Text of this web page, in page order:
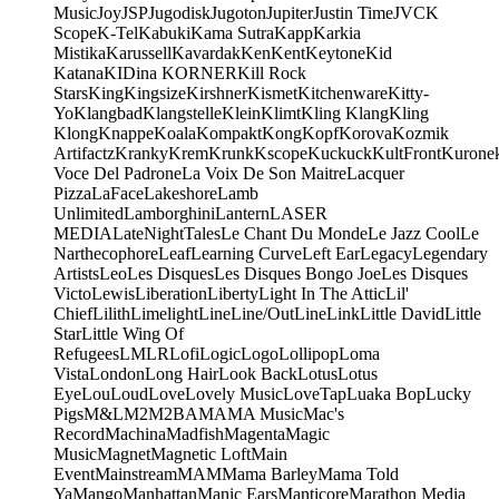
MusicJoyJSPJugodiskJugotonJupiterJustin TimeJVCK
ScopeK-TelKabukiKama SutraKappKarkia
MistikaKarussellKavardakKenKentKeytoneKid
KatanaKIDina KORNERKill Rock
StarsKingKingsizeKirshnerKismetKitchenwareKitty-
YoKlangbadKlangstelleKleinKlimtKling KlangKling
KlongKnappeKoalaKompaktKongKopfKorovaKozmik
ArtifactzKrankyKremKrunkKscopeKuckuckKultFront
Voce Del PadroneLa Voix De Son MaitreLacquer
PizzaLaFaceLakeshoreLamb
UnlimitedLamborghiniLanternLASER
MEDIALateNightTalesLe Chant Du MondeLe Jazz CoolLe
NarthecophoreLeafLearning CurveLeft EarLegacyLegendary
ArtistsLeoLes DisquesLes Disques Bongo JoeLes Disques
VictoLewisLiberationLibertyLight In The AtticLil'
ChiefLilithLimelightLineLine/OutLineLinkLittle DavidLittle
StarLittle Wing Of
RefugeesLMLRLofiLogicLogoLollipopLoma
VistaLondonLong HairLook BackLotusLotus
EyeLouLoudLoveLovely MusicLoveTapLuaka BopLucky
PigsM&LM2M2BAMAMA MusicMac's
RecordMachinaMadfishMagentaMagic
MusicMagnetMagnetic LoftMain
EventMainstreamMAMMama BarleyMama Told
YaMangoManhattanManic EarsManticoreMarathon Media